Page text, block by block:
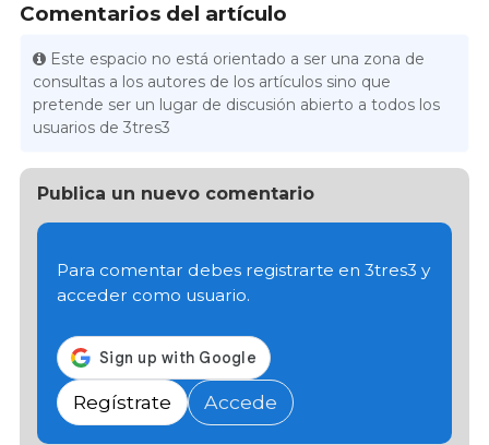
Comentarios del artículo
Este espacio no está orientado a ser una zona de
consultas a los autores de los artículos sino que
pretende ser un lugar de discusión abierto a todos los
usuarios de 3tres3
Publica un nuevo comentario
Para comentar debes registrarte en 3tres3 y
acceder como usuario.
Regístrate Accede